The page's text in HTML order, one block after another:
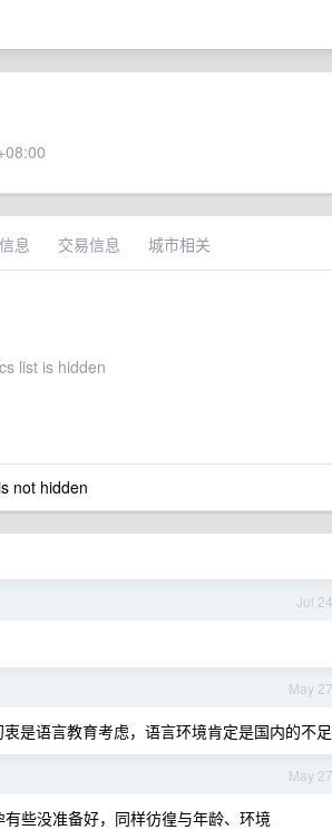
息 交易信息 城市相关
list is hidden
not hidden
Jul 24
May 27
是语言教育考虑，语言环境肯定是国内的不足
May 27
些没准备好，同样彷徨与年龄、环境